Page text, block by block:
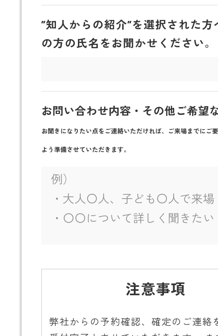
”知人からの紹介”を選択された方
の方の氏名をお聞かせください。
お問い合わせ内容・その他ご希望
お聞きになりたい点をご連絡いただければ、ご来場までにご
よう準備させていただきます。
注意事項
弊社からの予約確認、確定のご連絡